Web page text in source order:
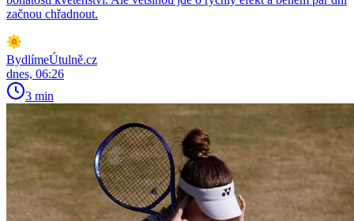
začnou chřadnout.
BydlímeÚtulně.cz
dnes, 06:26
3 min